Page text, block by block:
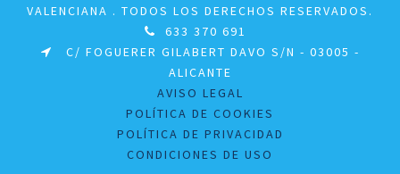
VALENCIANA . TODOS LOS DERECHOS RESERVADOS.
633 370 691
C/ FOGUERER GILABERT DAVO S/N - 03005 -
ALICANTE
AVISO LEGAL
POLÍTICA DE COOKIES
POLÍTICA DE PRIVACIDAD
CONDICIONES DE USO